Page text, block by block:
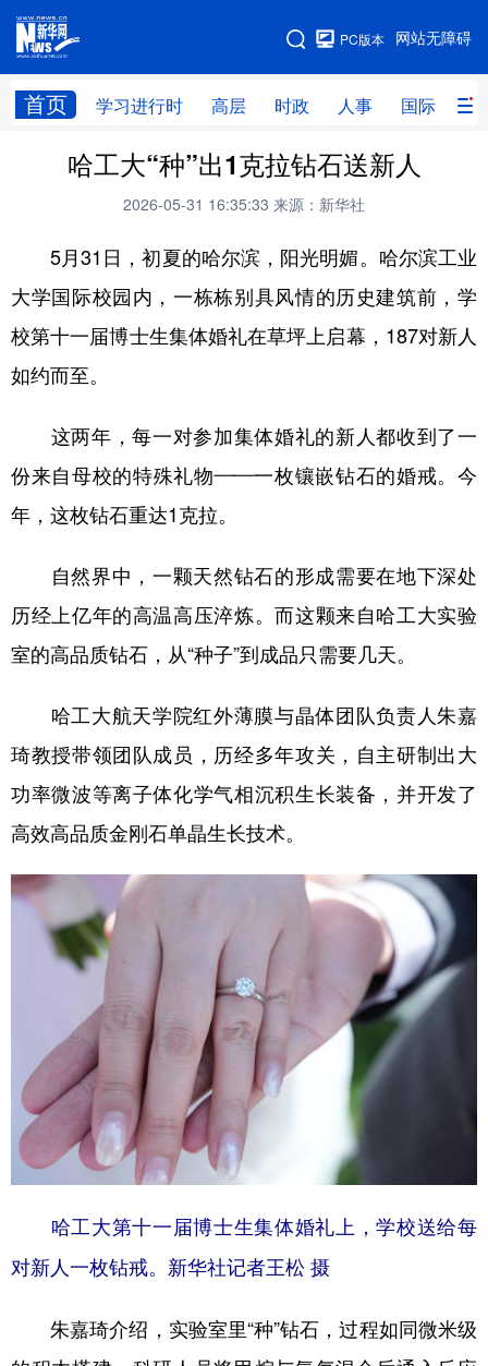
网站无障碍
PC版本
首页 学习进行时 高层 时政 人事 国际 财
网站地图
学习进行时 高层 时政 人事
财经 网评
台湾 思客智库 全球连线 教育
科技 科创 量子 体育
文化 书画 健康 军事
法律 中央文件 金融 汽车
食品 人居 信息化 数字经济
学术中国 乡村振兴
城市 旅游 能源 会展
彩票 娱乐 时尚 悦读
公益 一带一路 亚太网 上市公司
文化产业
地方频道
北京 天津 河北
上海 江苏
浙江
湖北 湖南
广东 广西 海南 重庆
四川 贵州 云南
甘肃
新疆 内蒙古
Русский язык 日本語 한국어
哈工大“种”出1克拉钻石送新人
2026-05-31 16:35:33 来源：新华社
5月31日，初夏的哈尔滨，阳光明媚。哈尔滨工业
大学国际校园内，一栋栋别具风情的历史建筑前，学
校第十一届博士生集体婚礼在草坪上启幕，187对新人
如约而至。
这两年，每一对参加集体婚礼的新人都收到了一
份来自母校的特殊礼物——一枚镶嵌钻石的婚戒。今
年，这枚钻石重达1克拉。
自然界中，一颗天然钻石的形成需要在地下深处
历经上亿年的高温高压淬炼。而这颗来自哈工大实验
室的高品质钻石，从“种子”到成品只需要几天。
哈工大航天学院红外薄膜与晶体团队负责人朱嘉
琦教授带领团队成员，历经多年攻关，自主研制出大
功率微波等离子体化学气相沉积生长装备，并开发了
高效高品质金刚石单晶生长技术。
哈工大第十一届博士生集体婚礼上，学校送给每
对新人一枚钻戒。新华社记者王松 摄
朱嘉琦介绍，实验室里“种”钻石，过程如同微米级